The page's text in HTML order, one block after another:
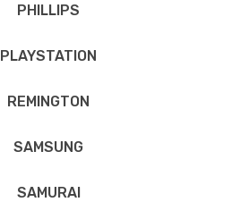
PHILLIPS
PLAYSTATION
REMINGTON
SAMSUNG
SAMURAI